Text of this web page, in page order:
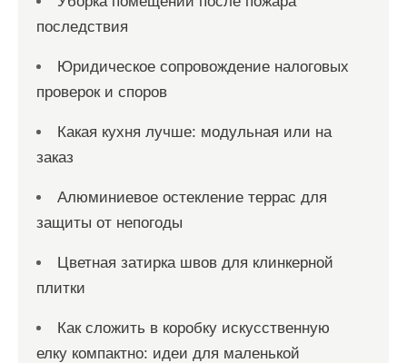
последствия
Юридическое сопровождение налоговых
проверок и споров
Какая кухня лучше: модульная или на
заказ
Алюминиевое остекление террас для
защиты от непогоды
Цветная затирка швов для клинкерной
плитки
Как сложить в коробку искусственную
елку компактно: идеи для маленькой